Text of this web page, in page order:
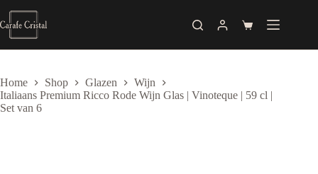
to
content
Shopping
Home Shop Glazen
Wijn
Italiaans Premium Ricco Rode Wijn Glas | Vinoteque | 59 cl |
Set van 6